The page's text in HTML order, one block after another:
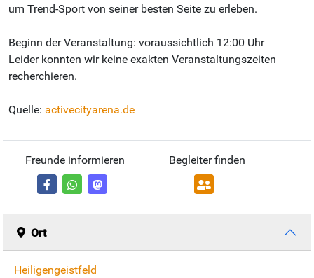
um Trend-Sport von seiner besten Seite zu erleben.
Beginn der Veranstaltung: voraussichtlich 12:00 Uhr
Leider konnten wir keine exakten Veranstaltungszeiten
recherchieren.
Quelle: activecityarena.de
Freunde informieren Begleiter finden
Ort
Heiligengeistfeld